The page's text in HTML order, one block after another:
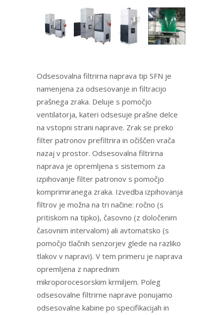
Odsesovalna filtrirna naprava tip SFN je
namenjena za odsesovanje in filtracijo
prašnega zraka. Deluje s pomočjo
ventilatorja, kateri odsesuje prašne delce
na vstopni strani naprave. Zrak se preko
filter patronov prefiltrira in očiščen vrača
nazaj v prostor. Odsesovalna filtrirna
naprava je opremljena s sistemom za
izpihovanje filter patronov s pomočjo
komprimiranega zraka. Izvedba izpihovanja
filtrov je možna na tri načine: ročno (s
pritiskom na tipko), časovno (z določenim
časovnim intervalom) ali avtomatsko (s
pomočjo tlačnih senzorjev glede na razliko
tlakov v napravi). V tem primeru je naprava
opremljena z naprednim
mikroporocesorskim krmiljem. Poleg
odsesovalne filtrirne naprave ponujamo
odsesovalne kabine po specifikacijah in